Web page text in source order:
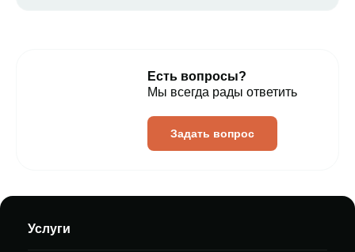
Есть вопросы?
Мы всегда рады ответить
Задать вопрос
Услуги